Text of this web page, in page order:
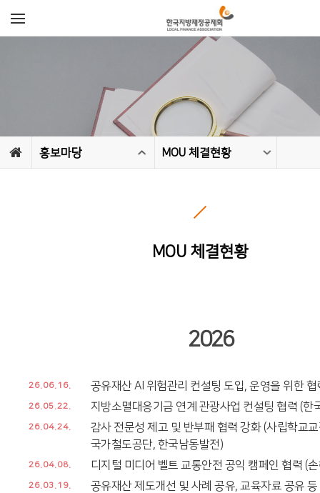
홍보마당 MOU 체결현황
MOU 체결현황
2026
26.06.16. 공유재산 AI 위험관리 컨설팅 도입, 운영을 위한 협
26.05.22. 지방소멸대응기금 연계 관광사업 컨설팅 협력 (한
26.04.24.
감사 전문성 제고 및 반부패 협력 강화 (사립학교
국가철도공단, 한국남동발전)
26.04.08. 디지털 미디어 벨트 교통안전 공익 캠페인 협력 (
26.03.19. 공유재산 제도개선 및 사례 공유, 교육자료 공유